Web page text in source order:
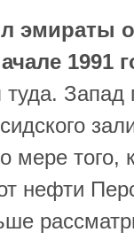
эмираты
1991
туда.
мере
нефти